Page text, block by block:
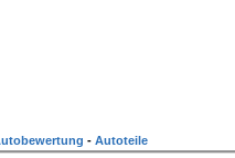
- Autoteile